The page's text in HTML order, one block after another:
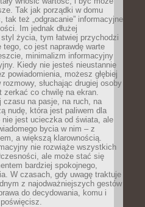
Tak jak porządki w domu
tak też „odgracanie” informacyjne
Im jednak dłużej
życia, tym łatwiej przychodzi
tego, co jest naprawdę warte
minimalizm informacyjny
Kiedy nie jesteś nieustannie
powiadomienia, możesz głębiej
słuchając drugiej osoby
zerkać co chwilę na ekran.
czasu na pasje, na ruch, na
nudę, która jest paliwem dla
nie jest ucieczka od świata, ale
bycia w nim – z
a większą klarownością.
nie rozwiąże wszystkich
ale może stać się
bardziej spokojnego,
W czasach, gdy uwagę traktuje
z najodważniejszych gestów
do decydowania, komu i